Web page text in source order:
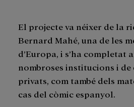
El projecte va néixer de la
Bernard Mahé, una de les
d’Europa, i s’ha completat
nombroses institucions i de
privats, com també dels
cas del còmic espanyol.